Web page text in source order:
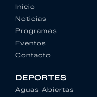
Inicio
Noticias
Programas
Eventos
Contacto
DEPORTES
Aguas Abiertas